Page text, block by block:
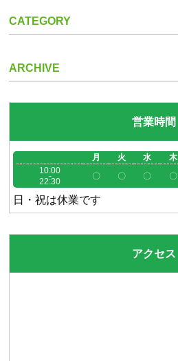
CATEGORY
ARCHIVE
営業時間
月 火 水 木
10:00
-
22:30
〇 〇 〇 〇
日・祝は休業です
アクセス